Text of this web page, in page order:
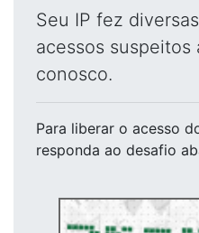
Seu IP fez
acessos suspeitos
conosco.
Para liberar o acesso
responda ao desafio